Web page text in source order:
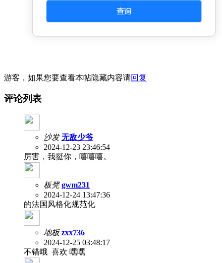
游客，如果您要查看本帖隐藏内容请回复
评论列表
沙发 无敌少爷
2024-12-23 23:46:54
厉害，我挺你，嘻嘻嘻。
板凳 gwm231
2024-12-24 13:47:36
的法国风格化规范化
地板 zxx736
2024-12-25 03:48:17
不错哦 喜欢 嘿嘿